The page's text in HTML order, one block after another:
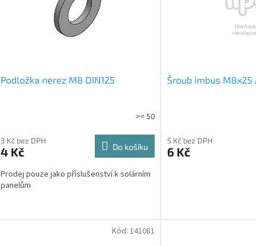
Podložka nerez M8 DIN125
>= 50
3 Kč bez DPH
4 Kč Do košíku
Prodej pouze jako příslušenství k solárním
panelům
Šroub imbus M8x25
5 Kč bez DPH
6 Kč
Kód: 141081